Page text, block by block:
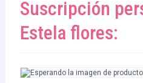
Suscripción
Estela flores: